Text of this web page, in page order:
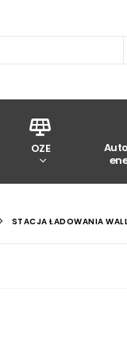
OZE
STACJA ŁADOWANIA